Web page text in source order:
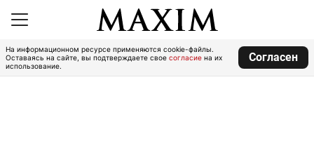
На информационном ресурсе применяются cookie-файлы.
Оставаясь на сайте, вы подтверждаете свое согласие на их
использование.
Согласен